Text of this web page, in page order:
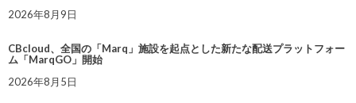
2026年8月9日
CBcloud、全国の「Marq」施設を起点とした新たな配送プラットフォー
ム「MarqGO」開始
2026年8月5日